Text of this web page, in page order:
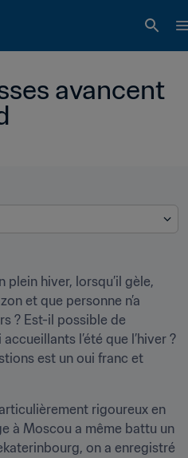
avancent
plein hiver, lorsqu’il gèle,
et que personne n’a
? Est-il possible de
l’été que l’hiver ?
est un oui franc et
rigoureux en
à Moscou a même battu un
on a enregistré